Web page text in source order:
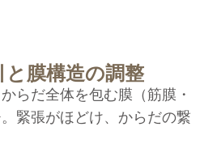
と膜構造の調整
らだ全体を包む膜（筋膜・
緊張がほどけ、からだの繋